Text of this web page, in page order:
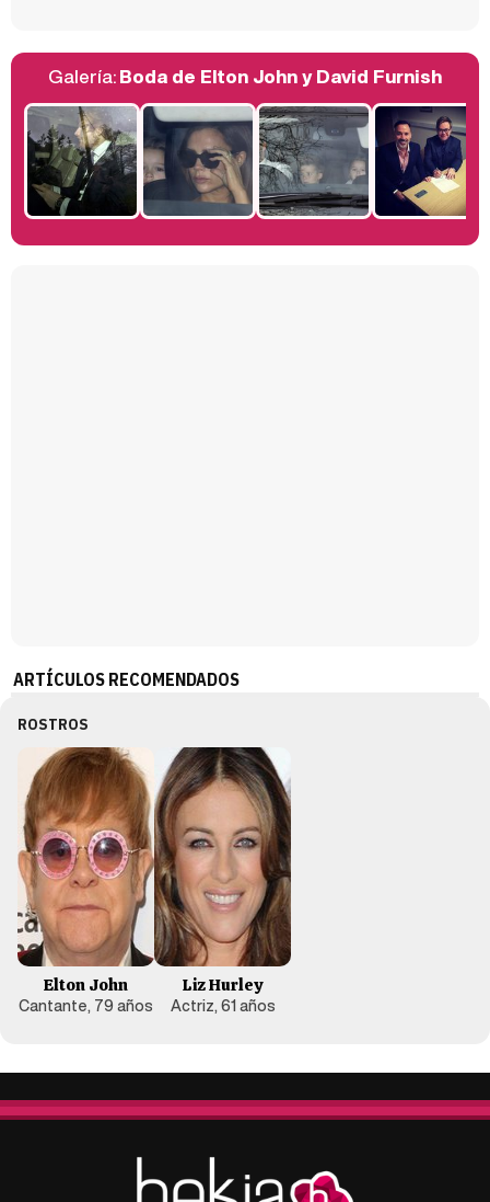
Manu Baqueiro: "Tuve como referente a Bruce Willis en 'Luz de Luna' para mi trabajo en la serie 'Perdiendo el juicio'"
Galería:Boda de Elton John y David Furnish
ARTÍCULOS RECOMENDADOS
ROSTROS
Elton John
Cantante, 79 años
Liz Hurley
Actriz, 61 años